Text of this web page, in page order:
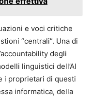
e voci critiche
“centrali”. Una di
degli
linguistici dell’AI
i proprietari di questi
informatica, della